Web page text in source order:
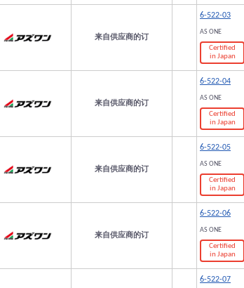
来自供应商的订
6-522-03
AS ONE
Certified
in Japan
来自供应商的订
6-522-04
AS ONE
Certified
in Japan
来自供应商的订
6-522-05
AS ONE
Certified
in Japan
来自供应商的订
6-522-06
AS ONE
Certified
in Japan
6-522-07